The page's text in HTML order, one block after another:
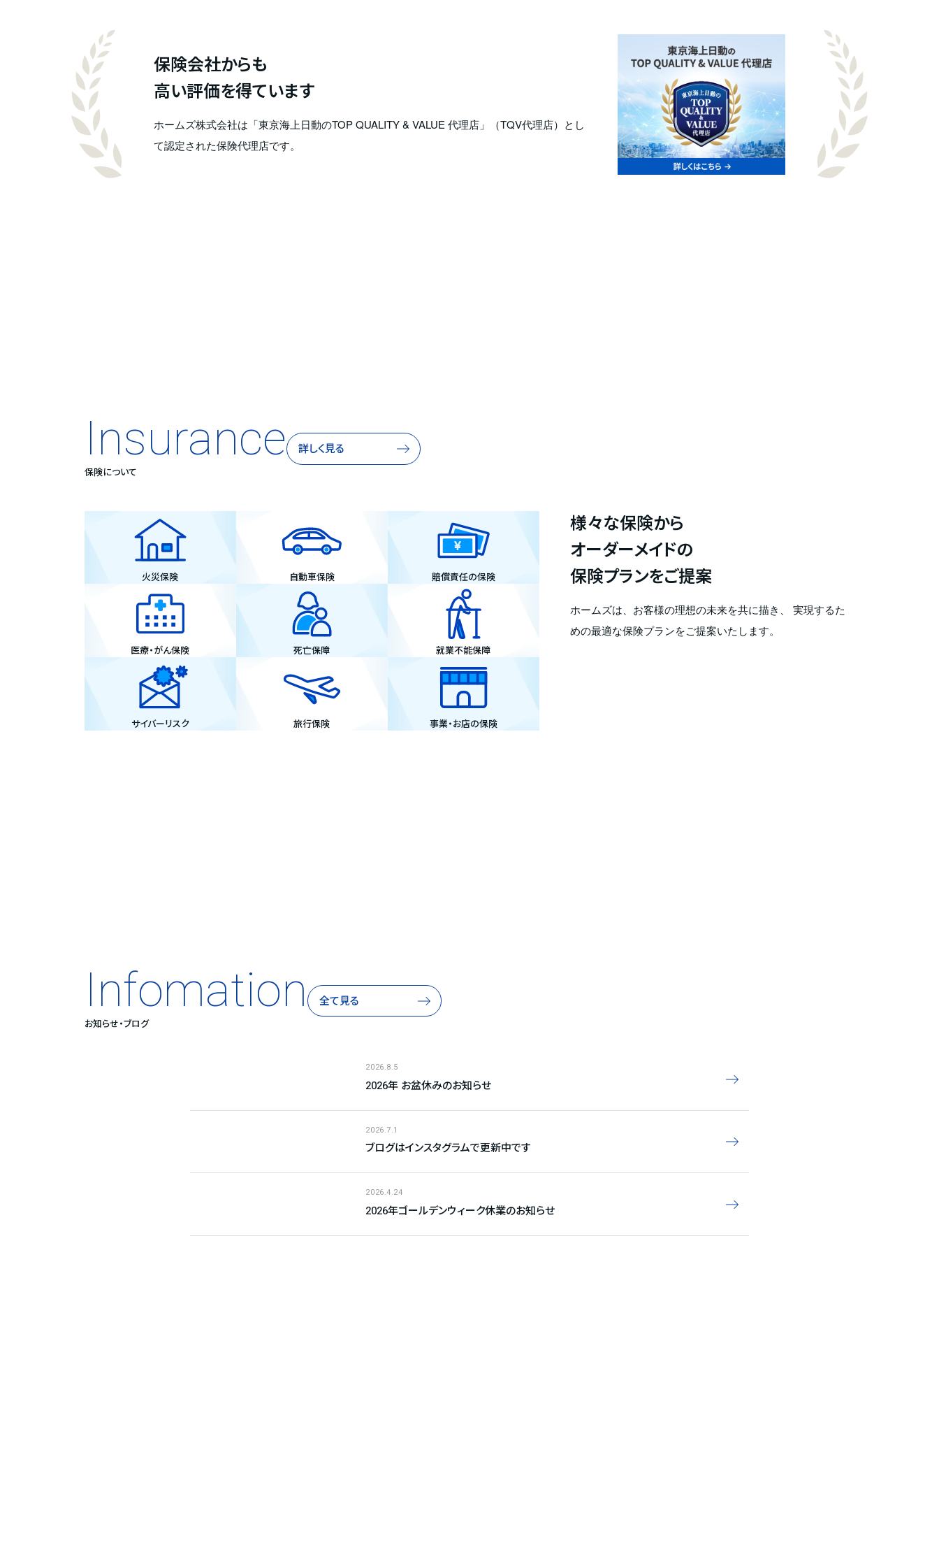
保険会社からも
高い評価を得ています
ホームズ株式会社は「東京海上日動のTOP QUALITY & VALUE 代理店」（TQV代理店）とし
て認定された保険代理店です。
Insurance
保険について
詳しく見る
火災保険 自動車保険 賠償責任の保険
医療・がん保険 死亡保障 就業不能保障
サイバーリスク 旅行保険 事業・お店の保険
様々な保険から
オーダーメイドの
保険プランをご提案
ホームズは、お客様の理想の未来を共に描き、 実現するた
めの最適な保険プランをご提案いたします。
Infomation
お知らせ・ブログ
全て見る
2026.8.5
2026年 お盆休みのお知らせ
2026.7.1
ブログはインスタグラムで更新中です
2026.4.24
2026年ゴールデンウィーク休業のお知らせ